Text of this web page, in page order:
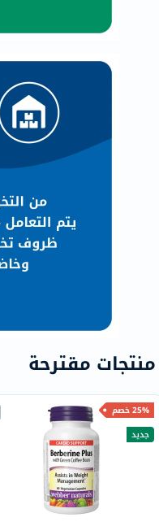
منتجات مقترحة
25% خصم
جديد